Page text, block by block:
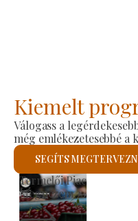
Kiemelt
Válogass a
még emlékezetesebbé a
SEGÍTS
Szent László Római
Megnézem